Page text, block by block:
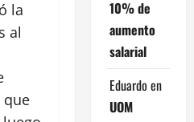
la
al
que
10% de
aumento
salarial
Eduardo en
UOM